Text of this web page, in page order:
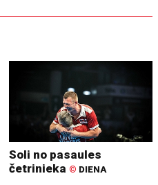
Soli no pasaules
četrinieka © DIENA